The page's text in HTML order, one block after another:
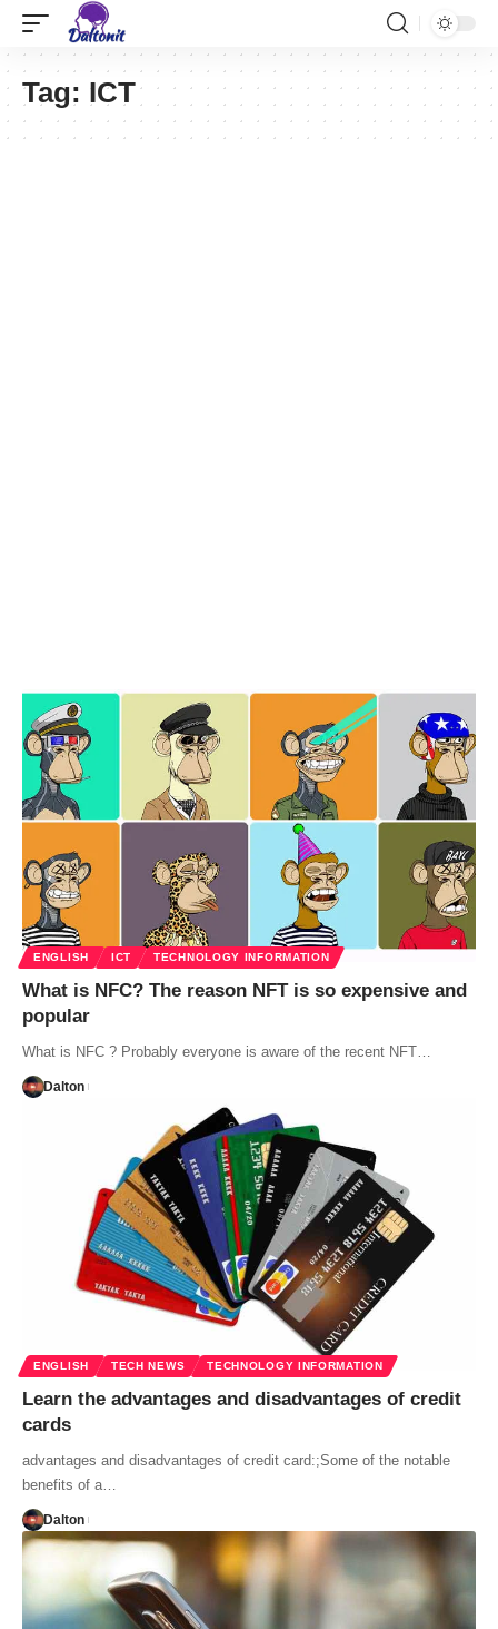
Tag: ICT
ENGLISH ICT TECHNOLOGY INFORMATION
What is NFC? The reason NFT is so expensive and
popular
What is NFC ? Probably everyone is aware of the recent NFT…
Dalton
ENGLISH TECH NEWS TECHNOLOGY INFORMATION
Learn the advantages and disadvantages of credit
cards
advantages and disadvantages of credit card:;Some of the notable
benefits of a…
Dalton